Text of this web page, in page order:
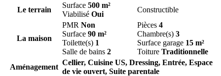
Le terrain
Surface 500 m²
Viabilisé Oui
Constructible
La maison
PMR Non
Surface 90 m²
Toilette(s) 1
Salle de bains 2
Pièces 4
Chambre(s) 3
Surface garage 15 m²
Toiture Traditionnelle
Aménagement
Cellier, Cuisine US, Dressing, Entrée, Espace
de vie ouvert, Suite parentale